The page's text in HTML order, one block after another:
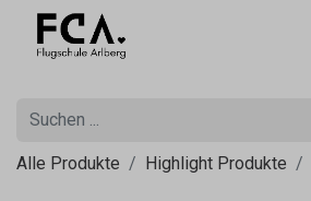
Alle Produkte Highlight Produkte